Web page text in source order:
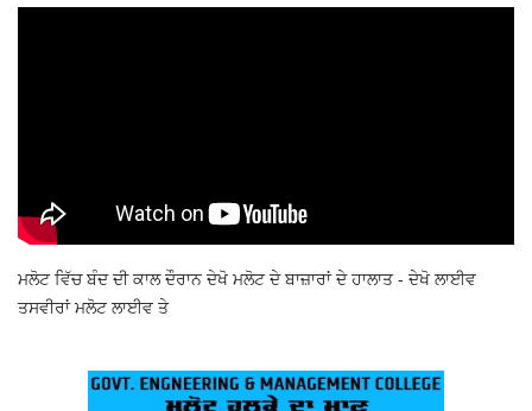
ਮਲੋਟ ਵਿੱਚ ਬੰਦ ਦੀ ਕਾਲ ਦੌਰਾਨ ਦੇਖੋ ਮਲੋਟ ਦੇ ਬਾਜ਼ਾਰਾਂ ਦੇ ਹਾਲਾਤ - ਦੇਖੋ ਲਾਈਵ
ਤਸਵੀਰਾਂ ਮਲੋਟ ਲਾਈਵ ਤੇ